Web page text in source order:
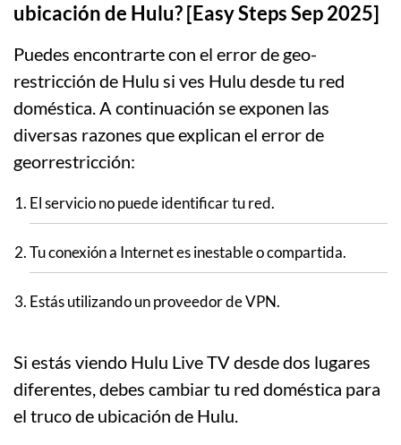
ubicación de Hulu? [Easy Steps Sep 2025]
Puedes encontrarte con el error de geo-
restricción de Hulu si ves Hulu desde tu red
doméstica. A continuación se exponen las
diversas razones que explican el error de
georrestricción:
El servicio no puede identificar tu red.
Tu conexión a Internet es inestable o compartida.
Estás utilizando un proveedor de VPN.
Si estás viendo Hulu Live TV desde dos lugares
diferentes, debes cambiar tu red doméstica para
el truco de ubicación de Hulu.